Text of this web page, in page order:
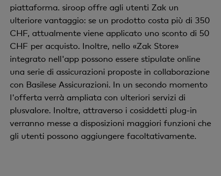
piattaforma. siroop offre agli utenti Zak un
ulteriore vantaggio: se un prodotto costa più di 350
CHF, attualmente viene applicato uno sconto di 50
CHF per acquisto. Inoltre, nello «Zak Store»
integrato nell'app possono essere stipulate online
una serie di assicurazioni proposte in collaborazione
con Basilese Assicurazioni. In un secondo momento
l'offerta verrà ampliata con ulteriori servizi di
plusvalore. Inoltre, attraverso i cosiddetti plug-in
verranno messe a disposizioni maggiori funzioni che
gli utenti possono aggiungere facoltativamente.